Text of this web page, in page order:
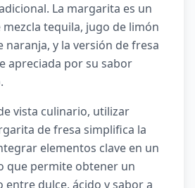
La margarita es un
tequila, jugo de limón
naranja, y la versión de fresa
apreciada por su sabor
vista culinario, utilizar
de fresa simplifica la
elementos clave en un
que permite obtener un
entre dulce, ácido y sabor a